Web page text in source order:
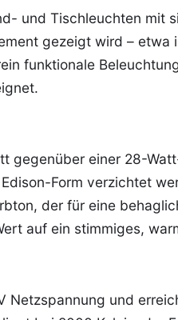
und Tischleuchten mit
gezeigt wird – etwa
funktionale
gegenüber einer 28-
Form verzichtet
der für eine
auf ein stimmiges,
Netzspannung und